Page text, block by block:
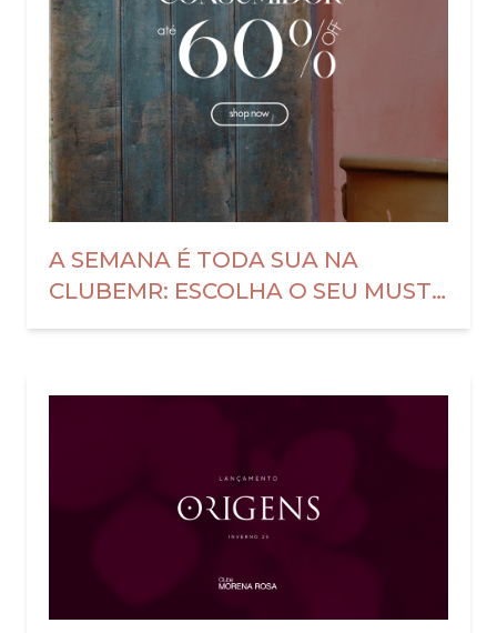
A SEMANA É TODA SUA NA
CLUBEMR: ESCOLHA O SEU MUST-